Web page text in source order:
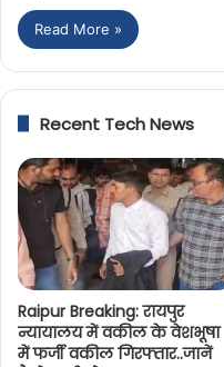
Read More »
Recent Tech News
Raipur Breaking: रायपुर
न्यायालय में वकील के वेशभूषा
में फर्जी वकील गिरफ्तार..जानें